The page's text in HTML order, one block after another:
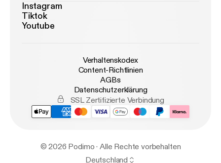
Instagram
Tiktok
Youtube
Verhaltenskodex
Content-Richtlinien
AGBs
Datenschutzerklärung
SSL Zertifizierte Verbindung
© 2026 Podimo · Alle Rechte vorbehalten
Deutschland